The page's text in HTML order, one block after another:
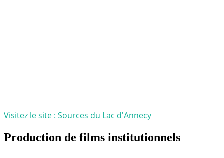
Visitez le site : Sources du Lac d'Annecy
Production de films institutionnels